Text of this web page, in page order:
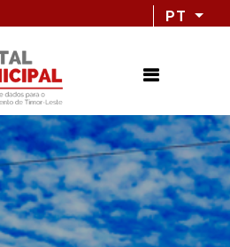
PT